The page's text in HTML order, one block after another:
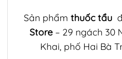
Sản phẩm thuốc tẩu
Store– 29 ngách 30
Khai, phố Hai Bà